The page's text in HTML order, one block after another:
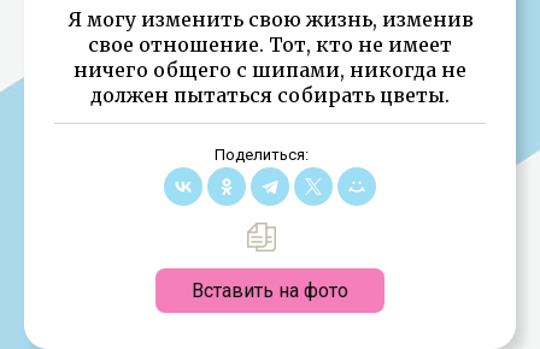
Я могу изменить свою жизнь, изменив
свое отношение. Тот, кто не имеет
ничего общего с шипами, никогда не
должен пытаться собирать цветы.
Поделиться:
Вставить на фото